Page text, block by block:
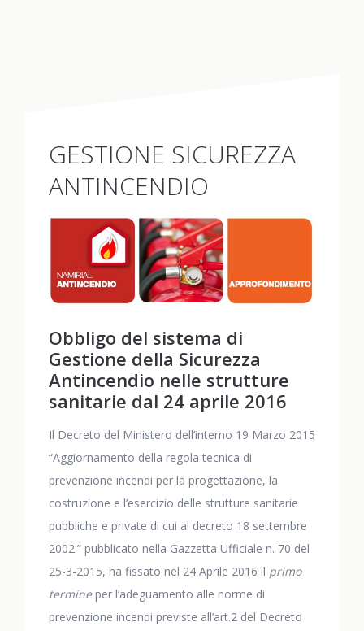
GESTIONE SICUREZZA
ANTINCENDIO
Obbligo del sistema di
Gestione della Sicurezza
Antincendio nelle strutture
sanitarie dal 24 aprile 2016
Il Decreto del Ministero dell’interno 19 Marzo 2015
“Aggiornamento della regola tecnica di
prevenzione incendi per la progettazione, la
costruzione e l’esercizio delle strutture sanitarie
pubbliche e private di cui al decreto 18 settembre
2002.” pubblicato nella Gazzetta Ufficiale n. 70 del
25-3-2015, ha fissato nel 24 Aprile 2016 il primo
termineper l’adeguamento alle norme di
prevenzione incendi previste all’art.2 del Decreto